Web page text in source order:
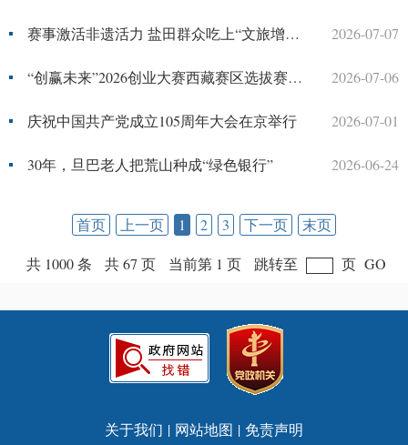
2026-07-07
赛事激活非遗活力 盐田群众吃上“文旅增收饭”
2026-07-06
“创赢未来”2026创业大赛西藏赛区选拔赛在昌都圆满落幕
2026-07-01
庆祝中国共产党成立105周年大会在京举行
2026-06-24
30年，旦巴老人把荒山种成“绿色银行”
首页 上一页 1 2 3 下一页 末页
共 1000 条 共 67 页 当前第 1 页 跳转至 页 GO
关于我们 | 网站地图 | 免责声明